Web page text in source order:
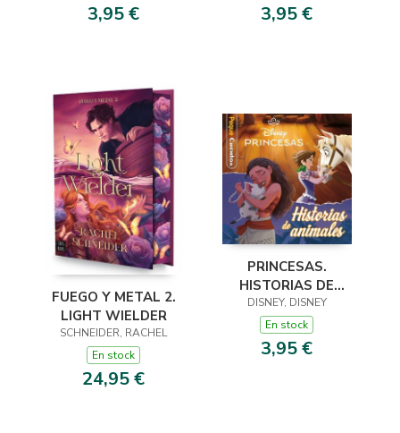
3,95 € 3,95 €
FUEGO Y METAL 2.
LIGHT WIELDER
SCHNEIDER, RACHEL
En stock
24,95 €
PRINCESAS.
HISTORIAS DE
ANIMALES.
PEQUECUENTOS
DISNEY, DISNEY
En stock
3,95 €